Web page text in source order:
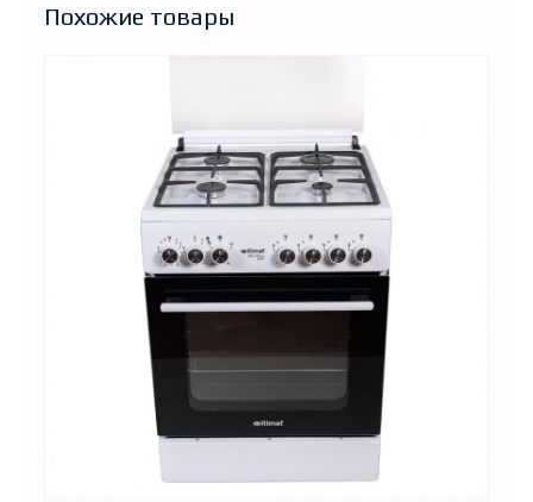
Похожие товары